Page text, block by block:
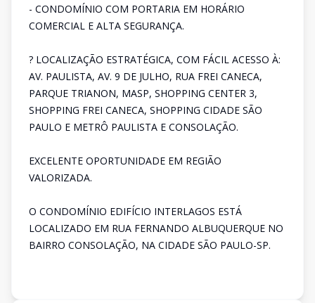
- CONDOMÍNIO COM PORTARIA EM HORÁRIO
COMERCIAL E ALTA SEGURANÇA.
? LOCALIZAÇÃO ESTRATÉGICA, COM FÁCIL ACESSO À:
AV. PAULISTA, AV. 9 DE JULHO, RUA FREI CANECA,
PARQUE TRIANON, MASP, SHOPPING CENTER 3,
SHOPPING FREI CANECA, SHOPPING CIDADE SÃO
PAULO E METRÔ PAULISTA E CONSOLAÇÃO.
EXCELENTE OPORTUNIDADE EM REGIÃO
VALORIZADA.
O CONDOMÍNIO EDIFÍCIO INTERLAGOS ESTÁ
LOCALIZADO EM RUA FERNANDO ALBUQUERQUE NO
BAIRRO CONSOLAÇÃO, NA CIDADE SÃO PAULO-SP.